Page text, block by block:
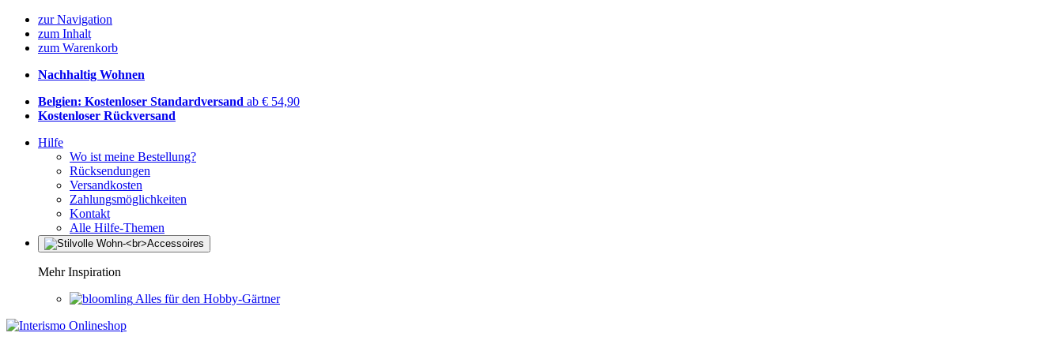
zur Navigation
zum Inhalt
zum Warenkorb
Nachhaltig Wohnen
Belgien: Kostenloser Standardversand ab € 54,90
Kostenloser Rückversand
Hilfe
Wo ist meine Bestellung?
Rücksendungen
Versandkosten
Zahlungsmöglichkeiten
Kontakt
Alle Hilfe-Themen
Mehr Inspiration
Alles für den Hobby-Gärtner